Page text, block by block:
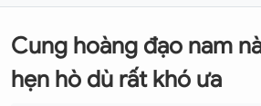
Cung hoàng đạo nam
hẹn hò dù rất khó ưa